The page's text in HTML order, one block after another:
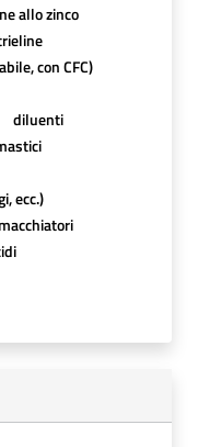
allo zinco
con CFC)
diluenti
ecc.)